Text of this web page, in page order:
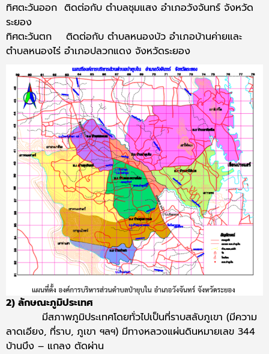
ทิศตะวันออก ติดต่อกับ ตำบลชุมแสง อำเภอวังจันทร์ จังหวัด
ระยอง
ทิศตะวันตก ติดต่อกับ ตำบลหนองบัว อำเภอบ้านค่ายและ
ตำบลหนองไร่ อำเภอปลวกแดง จังหวัดระยอง
2) ลักษณะภูมิประเทศ
มีสภาพภูมิประเทศโดยทั่วไปเป็นที่ราบสลับภูเขา (มีความ
ลาดเอียง, ที่ราบ, ภูเขา ฯลฯ) มีทางหลวงแผ่นดินหมายเลข 344
บ้านบึง – แกลง ตัดผ่าน